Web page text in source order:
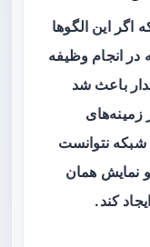
اگر این الگوها
در انجام وظیفه
باعث شد
شبکه نتوانست
نمایش همان
کند.